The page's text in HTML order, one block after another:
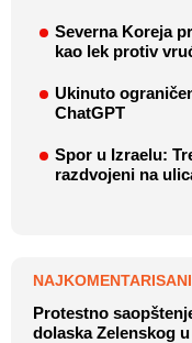
Severna Koreja
kao lek protiv
Ukinuto
ChatGPT
Spor u Izraelu:
razdvojeni na
Protestno
dolaska Zelenskog